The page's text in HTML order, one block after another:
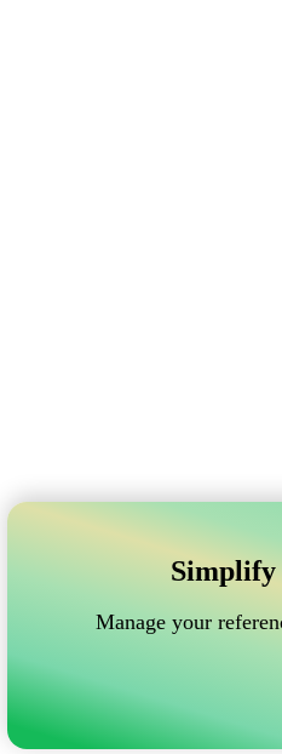
Simplify
Manage your